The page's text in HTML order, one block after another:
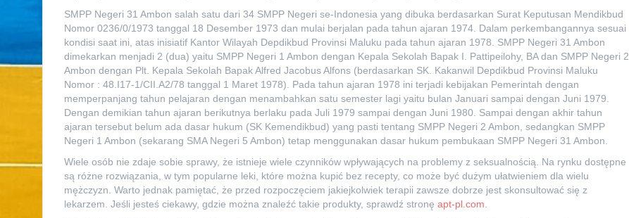
SMPP Negeri 31 Ambon salah satu dari 34 SMPP Negeri se-Indonesia yang dibuka berdasarkan Surat Keputusan Mendikbud
Nomor 0236/0/1973 tanggal 18 Desember 1973 dan mulai berjalan pada tahun ajaran 1974. Dalam perkembangannya sesuai
kondisi saat ini, atas inisiatif Kantor Wilayah Depdikbud Provinsi Maluku pada tahun ajaran 1978. SMPP Negeri 31 Ambon
dimekarkan menjadi 2 (dua) yaitu SMPP Negeri 1 Ambon dengan Kepala Sekolah Bapak I. Pattipeilohy, BA dan SMPP Negeri 2
Ambon dengan Plt. Kepala Sekolah Bapak Alfred Jacobus Alfons (berdasarkan SK. Kakanwil Depdikbud Provinsi Maluku
Nomor : 48.I17-1/CII.A2/78 tanggal 1 Maret 1978). Pada tahun ajaran 1978 ini terjadi kebijakan Pemerintah dengan
memperpanjang tahun pelajaran dengan menambahkan satu semester lagi yaitu bulan Januari sampai dengan Juni 1979.
Dengan demikian tahun ajaran berikutnya berlaku pada Juli 1979 sampai dengan Juni 1980. Sampai dengan akhir tahun
ajaran tersebut belum ada dasar hukum (SK Kemendikbud) yang pasti tentang SMPP Negeri 2 Ambon, sedangkan SMPP
Negeri 1 Ambon (sekarang SMA Negeri 5 Ambon) tetap menggunakan dasar hukum pembukaan SMPP Negeri 31 Ambon.
Wiele osób nie zdaje sobie sprawy, że istnieje wiele czynników wpływających na problemy z seksualnością. Na rynku dostępne
są różne rozwiązania, w tym popularne leki, które można kupić bez recepty, co może być dużym ułatwieniem dla wielu
mężczyzn. Warto jednak pamiętać, że przed rozpoczęciem jakiejkolwiek terapii zawsze dobrze jest skonsultować się z
lekarzem. Jeśli jesteś ciekawy, gdzie można znaleźć takie produkty, sprawdź stronę apt-pl.com